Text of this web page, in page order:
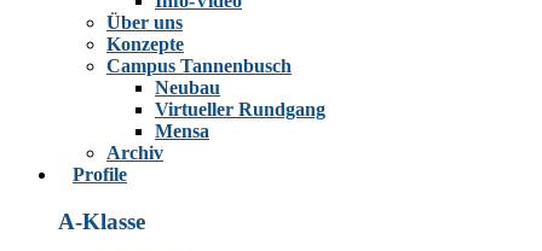
Über uns
Konzepte
Campus Tannenbusch
Neubau
Virtueller Rundgang
Mensa
Archiv
Profile
A-Klasse